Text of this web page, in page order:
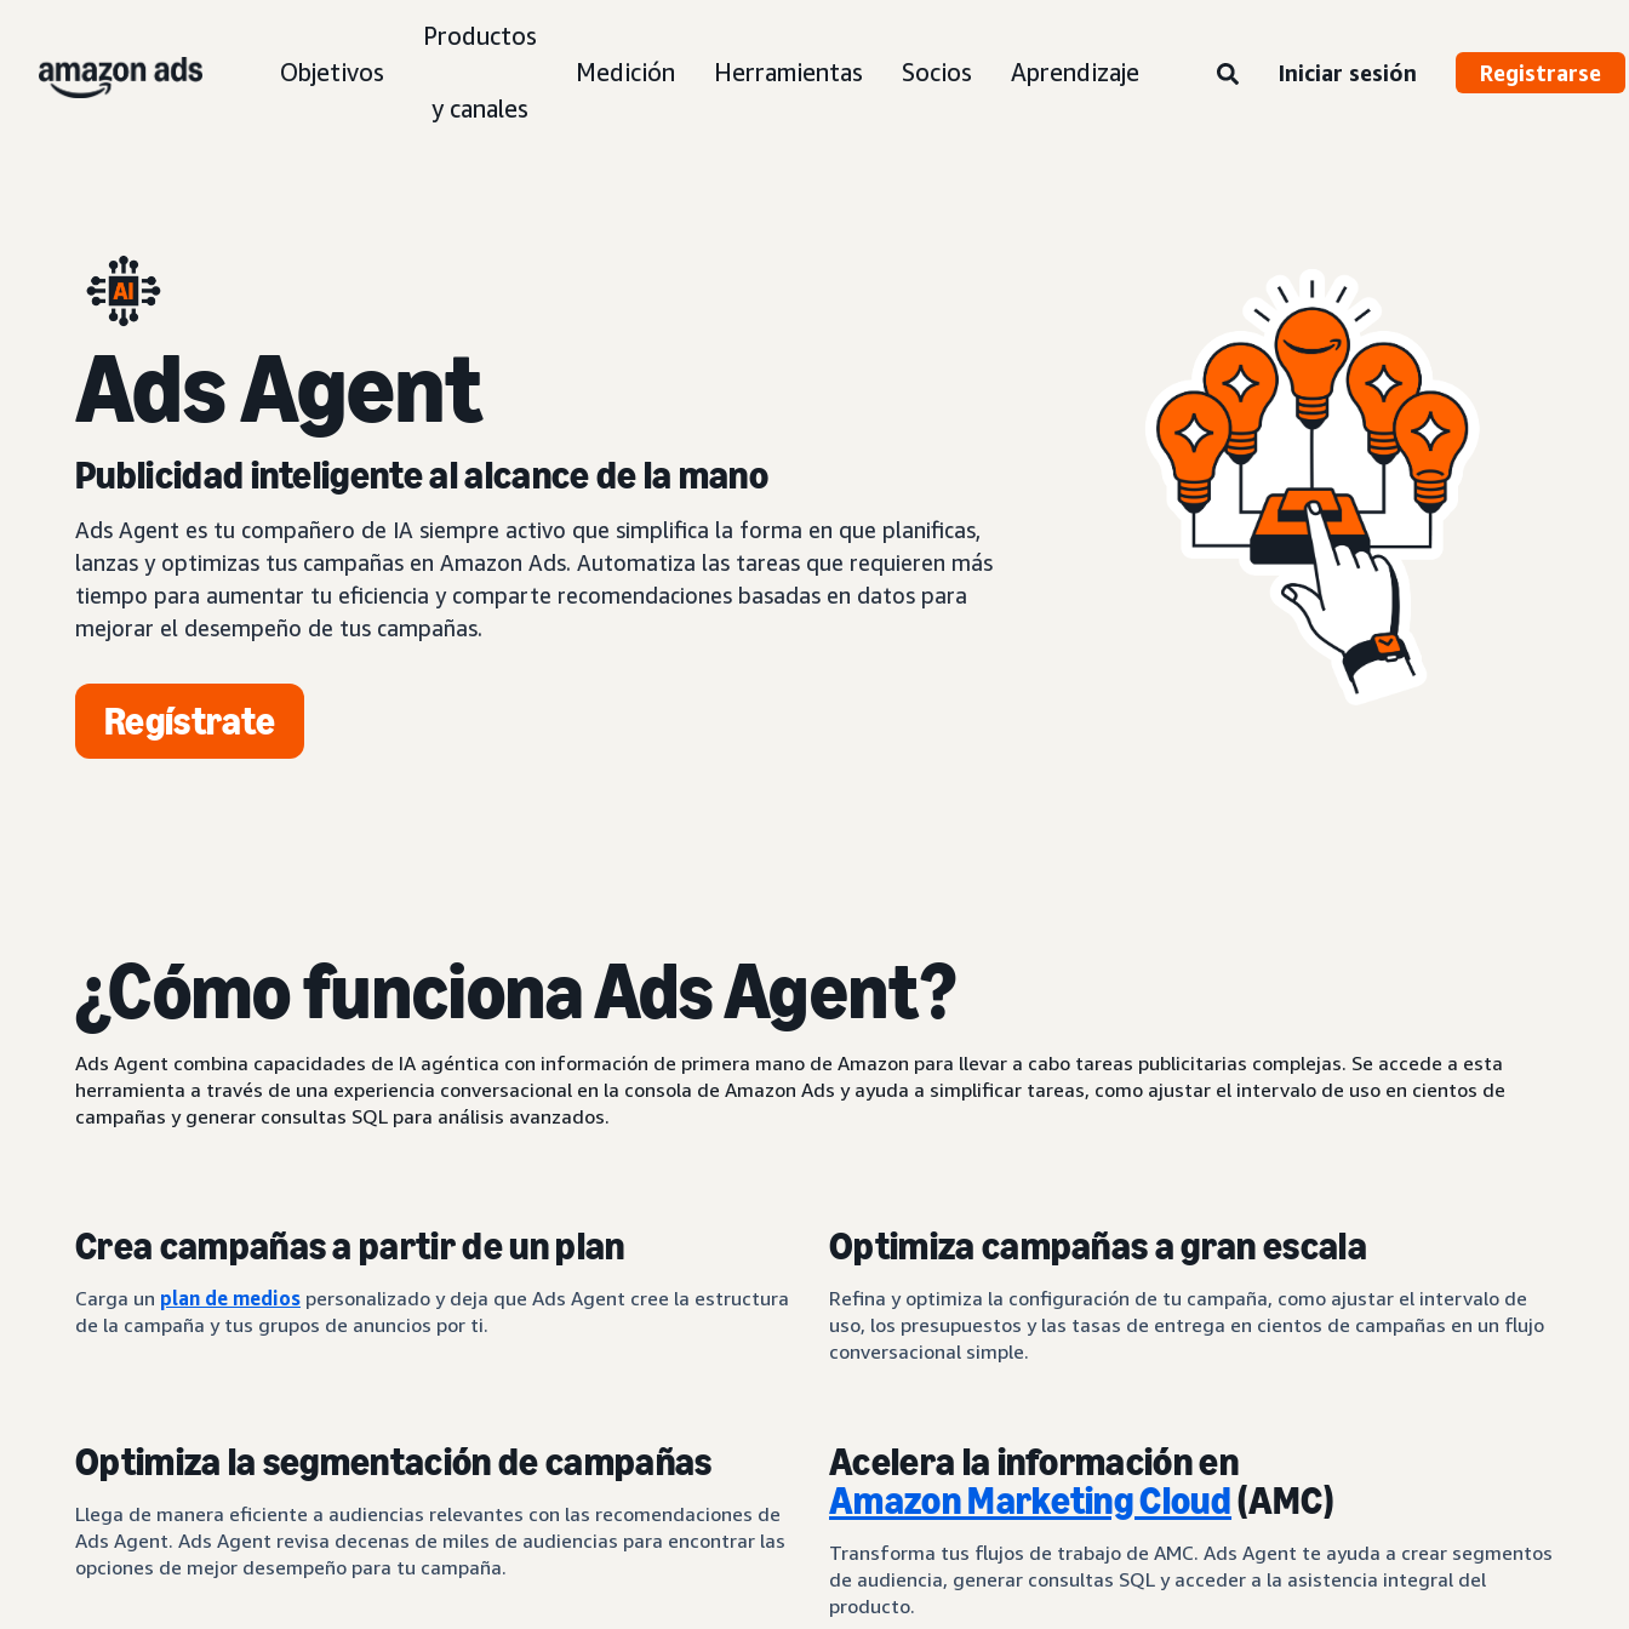
Objetivos
Productos
y canales
Medición Herramientas Socios Aprendizaje Iniciar sesión Registrarse
Ads Agent
Publicidad inteligente al alcance de la mano
Ads Agent es tu compañero de IA siempre activo que simplifica la forma en que planificas,
lanzas y optimizas tus campañas en Amazon Ads. Automatiza las tareas que requieren más
tiempo para aumentar tu eficiencia y comparte recomendaciones basadas en datos para
mejorar el desempeño de tus campañas.
Regístrate
¿Cómo funciona Ads Agent?
Ads Agent combina capacidades de IA agéntica con información de primera mano de Amazon para llevar a cabo tareas publicitarias complejas. Se accede a esta
herramienta a través de una experiencia conversacional en la consola de Amazon Ads y ayuda a simplificar tareas, como ajustar el intervalo de uso en cientos de
campañas y generar consultas SQL para análisis avanzados.
Crea campañas a partir de un plan
Carga un plan de medios personalizado y deja que Ads Agent cree la estructura
de la campaña y tus grupos de anuncios por ti.
Optimiza campañas a gran escala
Refina y optimiza la configuración de tu campaña, como ajustar el intervalo de
uso, los presupuestos y las tasas de entrega en cientos de campañas en un flujo
conversacional simple.
Optimiza la segmentación de campañas
Llega de manera eficiente a audiencias relevantes con las recomendaciones de
Ads Agent. Ads Agent revisa decenas de miles de audiencias para encontrar las
opciones de mejor desempeño para tu campaña.
Acelera la información en
Amazon Marketing Cloud(AMC)
Transforma tus flujos de trabajo de AMC. Ads Agent te ayuda a crear segmentos
de audiencia, generar consultas SQL y acceder a la asistencia integral del
producto.